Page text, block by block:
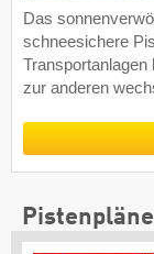
Das
schneesichere
Transportanlagen
zur anderen
Pistenpläne